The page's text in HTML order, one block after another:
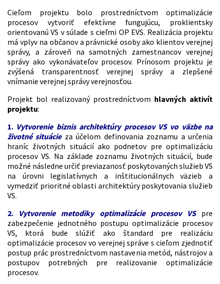
Cieľom projektu bolo prostredníctvom optimalizácie
procesov vytvoriť efektívne fungujúcu, proklientsky
orientovanú VS v súlade s cieľmi OP EVS. Realizácia projektu
má vplyv na občanov a právnické osoby ako klientov verejnej
správy, a zároveň na samotných zamestnancov verejnej
správy ako vykonávateľov procesov. Prínosom projektu je
zvýšená transparentnosť verejnej správy a zlepšené
vnímanie verejnej správy verejnosťou.
Projekt bol realizovaný prostredníctvom hlavných aktivít
projektu:
1. Vytvorenie biznis architektúry procesov VS vo väzbe na
životné situácie za účelom definovania zoznamu a určenia
hraníc životných situácií ako podnetov pre optimalizáciu
procesov VS. Na základe zoznamu životných situácií, bude
možné následne určiť previazanosť poskytovaných služieb VS
na úrovni legislatívnych a inštitucionálnych väzieb a
vymedziť prioritné oblasti architektúry poskytovania služieb
VS.
2. Vytvorenie metodiky optimalizácie procesov VS
pre
zabezpečenie jednotného postupu optimalizácie procesov
VS, ktorá bude slúžiť ako štandard pre realizáciu
optimalizácie procesov vo verejnej správe s cieľom zjednotiť
postup prác prostredníctvom nastavenia metód, nástrojov a
postupov potrebných pre realizovanie optimalizácie
procesov.